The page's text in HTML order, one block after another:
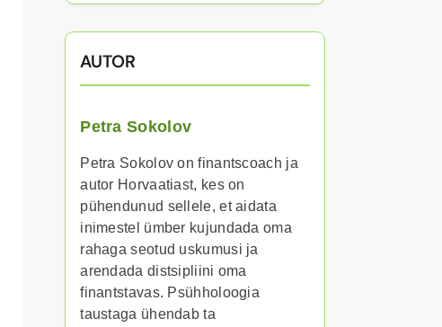
AUTOR
Petra Sokolov
Petra Sokolov on finantscoach ja
autor Horvaatiast, kes on
pühendunud sellele, et aidata
inimestel ümber kujundada oma
rahaga seotud uskumusi ja
arendada distsipliini oma
finantstavas. Psühholoogia
taustaga ühendab ta